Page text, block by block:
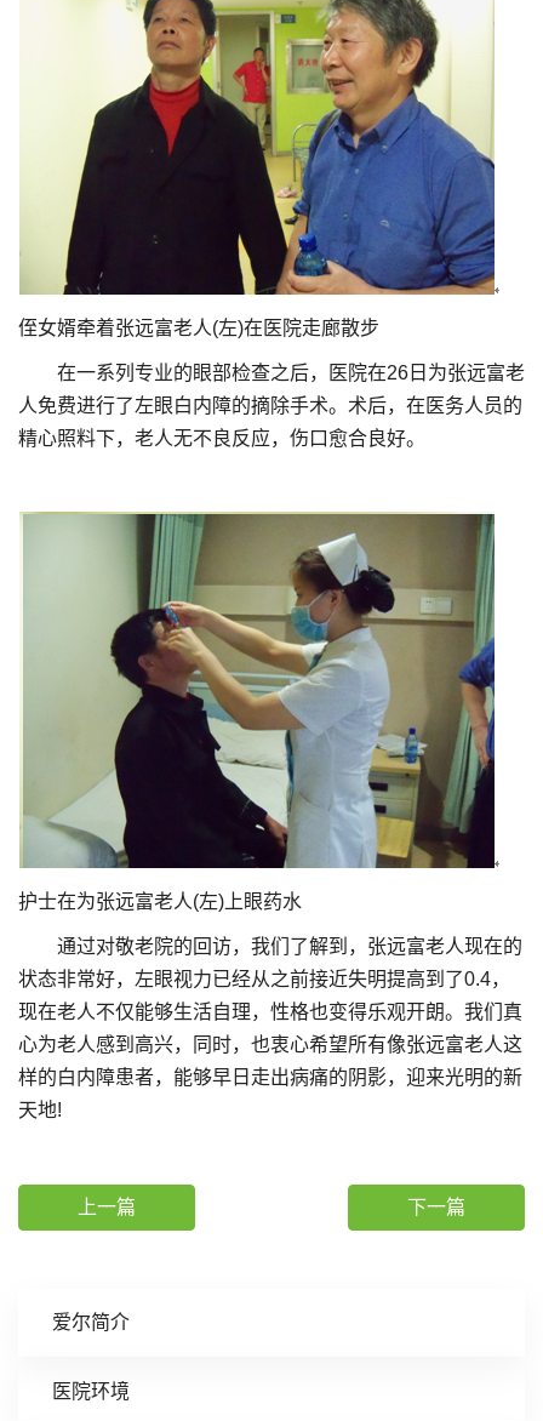
爱尔简介
医院环境
侄女婿牵着张远富老人(左)在医院走廊散步
在一系列专业的眼部检查之后，医院在26日为张远富老
人免费进行了左眼白内障的摘除手术。术后，在医务人员的
精心照料下，老人无不良反应，伤口愈合良好。
护士在为张远富老人(左)上眼药水
通过对敬老院的回访，我们了解到，张远富老人现在的
状态非常好，左眼视力已经从之前接近失明提高到了0.4，
现在老人不仅能够生活自理，性格也变得乐观开朗。我们真
心为老人感到高兴，同时，也衷心希望所有像张远富老人这
样的白内障患者，能够早日走出病痛的阴影，迎来光明的新
天地!
上一篇 下一篇